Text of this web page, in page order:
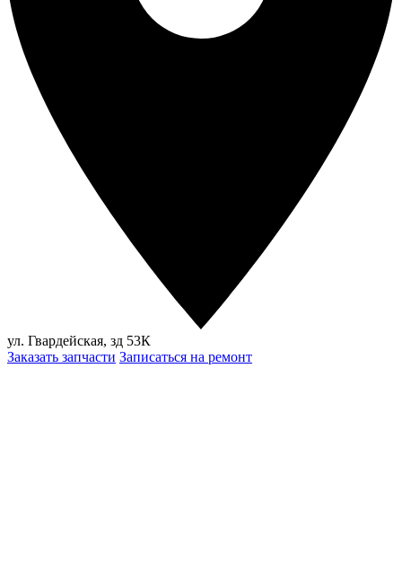
ул. Гвардейская, зд 53К
Заказать запчасти Записаться на ремонт